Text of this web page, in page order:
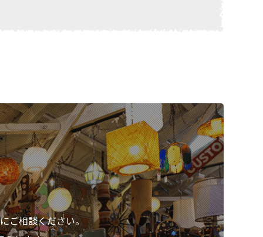
ご相談ください。